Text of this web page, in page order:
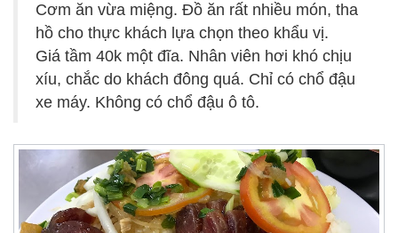
Cơm ăn vừa miệng. Đồ ăn rất nhiều món, tha
hồ cho thực khách lựa chọn theo khẩu vị.
Giá tầm 40k một đĩa. Nhân viên hơi khó chịu
xíu, chắc do khách đông quá. Chỉ có chổ đậu
xe máy. Không có chổ đậu ô tô.